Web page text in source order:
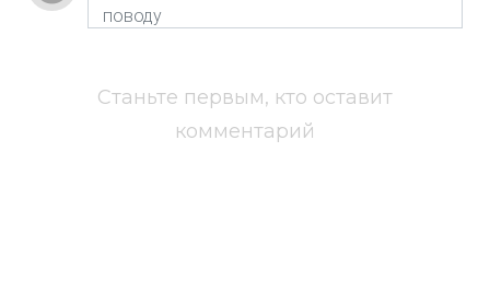
Станьте первым, кто оставит
комментарий